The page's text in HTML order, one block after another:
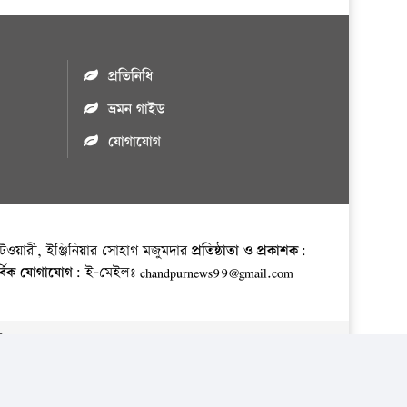
প্রতিনিধি
ভ্রমন গাইড
যোগাযোগ
ইঞ্জিনিয়ার সোহাগ মজুমদারপ্রতিষ্ঠাতা ও প্রকাশক:
যোগাযোগ: ই-মেইলঃ chandpurnews99@gmail.com